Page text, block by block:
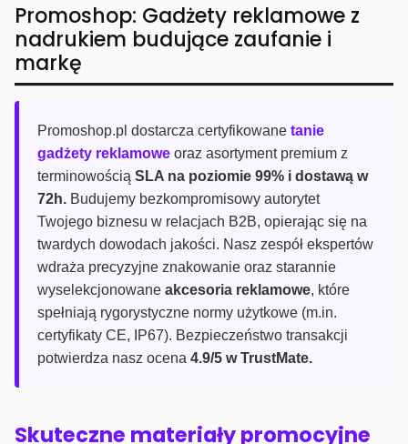
Promoshop: Gadżety reklamowe z
nadrukiem budujące zaufanie i
markę
Promoshop.pl dostarcza certyfikowane tanie
gadżety reklamowe oraz asortyment premium z
terminowością SLA na poziomie 99% i dostawą w
72h. Budujemy bezkompromisowy autorytet
Twojego biznesu w relacjach B2B, opierając się na
twardych dowodach jakości. Nasz zespół ekspertów
wdraża precyzyjne znakowanie oraz starannie
wyselekcjonowane akcesoria reklamowe, które
spełniają rygorystyczne normy użytkowe (m.in.
certyfikaty CE, IP67). Bezpieczeństwo transakcji
potwierdza nasz ocena 4.9/5 w TrustMate.
Skuteczne materiały promocyjne